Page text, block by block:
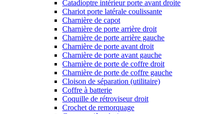
Catadioptre intérieur porte avant droite
Chariot porte latérale coulissante
Charnière de capot
Charnière de porte arrière droit
Charnière de porte arrière gauche
Charnière de porte avant droit
Charnière de porte avant gauche
Charnière de porte de coffre droit
Charnière de porte de coffre gauche
Cloison de séparation (utilitaire)
Coffre à batterie
Coquille de rétroviseur droit
Crochet de remorquage